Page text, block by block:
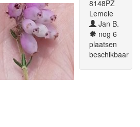
8148PZ
Lemele
Jan B.
nog 6
plaatsen
beschikbaar